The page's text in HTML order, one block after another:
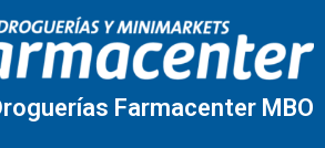
Farmacenter MBO